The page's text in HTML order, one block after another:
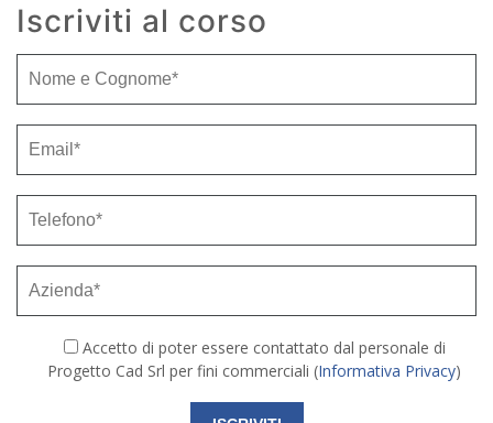
Iscriviti al corso
Accetto di poter essere contattato dal personale di
Progetto Cad Srl per fini commerciali (Informativa Privacy)